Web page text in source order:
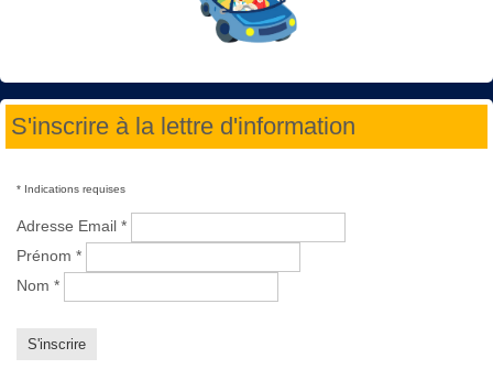
S'inscrire à la lettre d'information
* Indications requises
Adresse Email *
Prénom *
Nom *